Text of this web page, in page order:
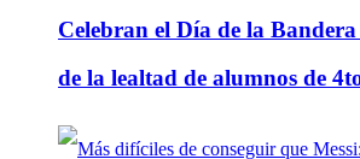
Celebran el Día de la
de la lealtad de alumnos de